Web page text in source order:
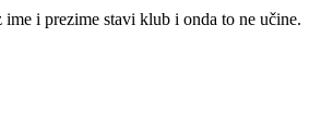
ime i prezime stavi klub i onda to ne učine.